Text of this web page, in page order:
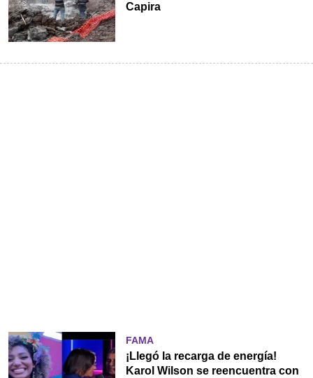
Capira
FAMA
¡Llegó la recarga de energía!
Karol Wilson se reencuentra con